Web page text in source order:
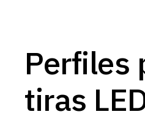
Perfiles
tiras